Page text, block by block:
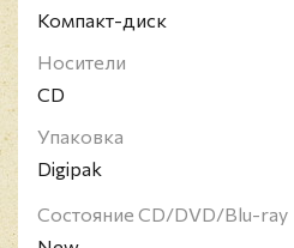
Компакт-диск
Носители
CD
Упаковка
Digipak
Состояние CD/DVD/Blu-ray